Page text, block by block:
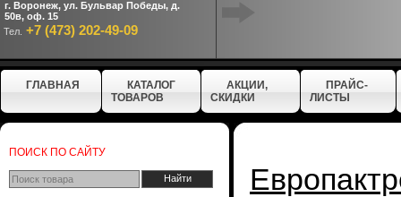
г. Воронеж, ул. Бульвар Победы, д.
50в, оф. 15
Тел. +7 (473) 202-49-09
ГЛАВНАЯ
КАТАЛОГ
ТОВАРОВ
АКЦИИ,
СКИДКИ
ПРАЙС-
ЛИСТЫ
ПОИСК ПО САЙТУ